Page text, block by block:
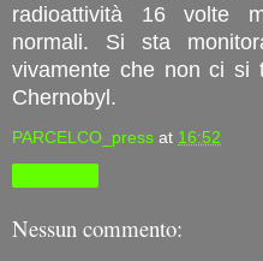
radioattività 16 volte
normali. Si sta
vivamente che non ci si
Chernobyl.
PARCELCO_press at 16:52
Nessun commento: